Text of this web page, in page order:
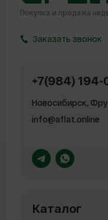
Покупка и продажа
Заказать звонок
+7(984) 194-
Новосибирск,
info@aflat.online
Каталог